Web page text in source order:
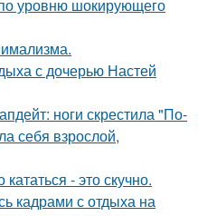
уровню шокирующего
с дочерью Настей
ноги скрестила "По-
себя взрослой,
- это скучно.
кадрами с отдыха на